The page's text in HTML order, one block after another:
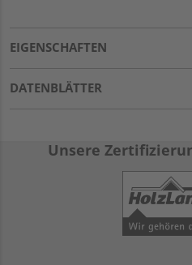
EIGENSCHAFTEN
DATENBLÄTTER
Unsere